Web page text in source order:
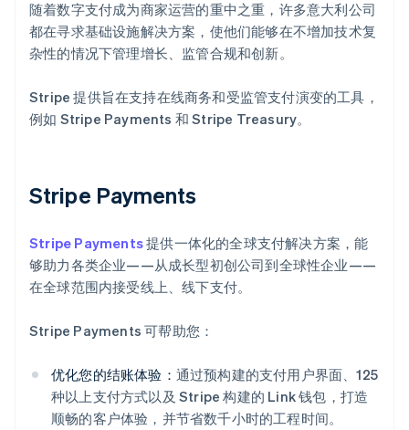
随着数字支付成为商家运营的重中之重，许多意大利公司
都在寻求基础设施解决方案，使他们能够在不增加技术复
杂性的情况下管理增长、监管合规和创新。
Stripe 提供旨在支持在线商务和受监管支付演变的工具，
例如 Stripe Payments 和 Stripe Treasury。
Stripe Payments
Stripe Payments提供一体化的全球支付解决方案，能
够助力各类企业——从成长型初创公司到全球性企业——
在全球范围内接受线上、线下支付。
Stripe Payments 可帮助您：
优化您的结账体验： 通过预构建的支付用户界面、125
种以上支付方式以及 Stripe 构建的 Link 钱包，打造
顺畅的客户体验，并节省数千小时的工程时间。